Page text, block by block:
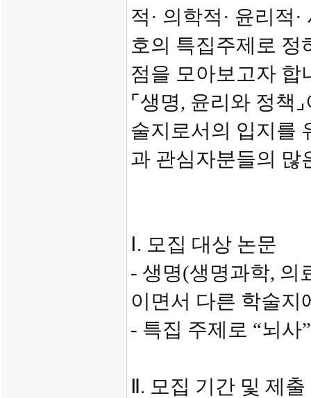
적· 의학적· 윤리적
호의 특집주제로 정
점을 모아보고자 합
⌜생명, 윤리와 정책
술지로서의 입지를
과 관심자분들의 많
Ⅰ. 모집 대상 논문
- 생명(생명과학, 의
이면서 다른 학술지
- 특집 주제로 “뇌
Ⅱ. 모집 기간 및 제